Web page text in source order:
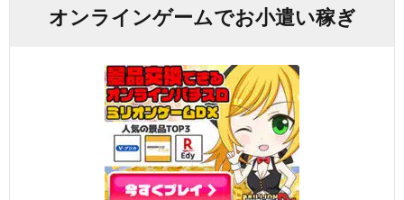
オンラインゲームでお小遣い稼ぎ